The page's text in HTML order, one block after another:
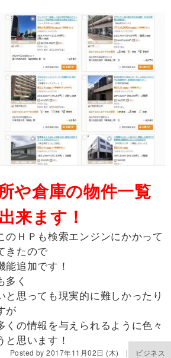
や倉庫の物件一覧
来ます！
ＨＰも検索エンジンにかかって
きたので
追加です！
多く
と思っても現実的に難しかったり
が
くの情報を与えられるように色々
思います！
Posted by 2017年11月02日 (木) | ビジネス